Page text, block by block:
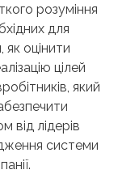
розуміння
для
як оцінити
цілей
який
від лідерів
системи